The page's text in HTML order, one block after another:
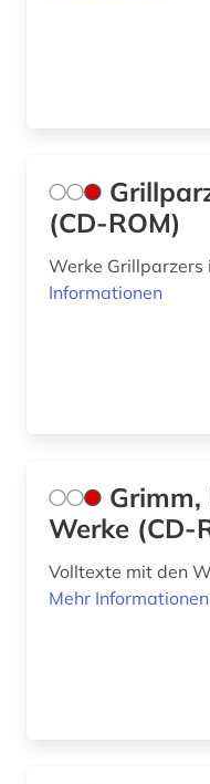
katalog (4)
klassik (2)
kommentar (1)
konkordanz (4)
(CD-ROM)
Werke Grillparzers
Informationen
Grimm,
Werke (CD-
Volltexte mit den
Mehr Informationen